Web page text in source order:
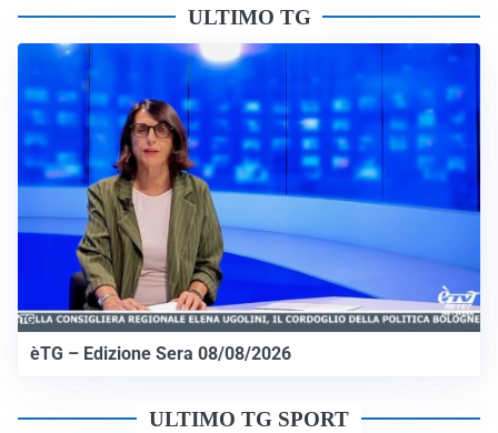
ULTIMO TG
èTG – Edizione Sera 08/08/2026
ULTIMO TG SPORT